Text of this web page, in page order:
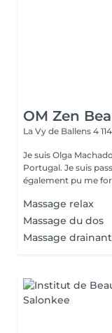
OM Zen
La Vy de Ballens 4
Je suis Olga
Portugal. Je suis
également pu me
Massage relax
Massage du dos
Massage